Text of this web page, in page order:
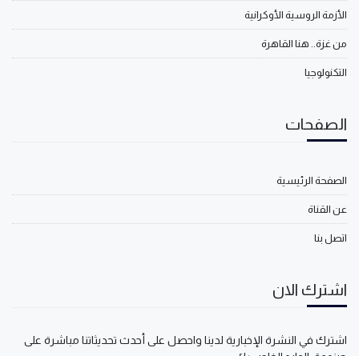
الأزمة الروسية الأوكرانية
من غزة.. هنا القاهرة
التكنولوجيا
الصفحات
الصفحة الرئيسية
عن القناة
اتصل بنا
اشترك الان
اشترك في النشرة الإخبارية لدينا واحصل على أحدث تحديثاتنا مباشرة على